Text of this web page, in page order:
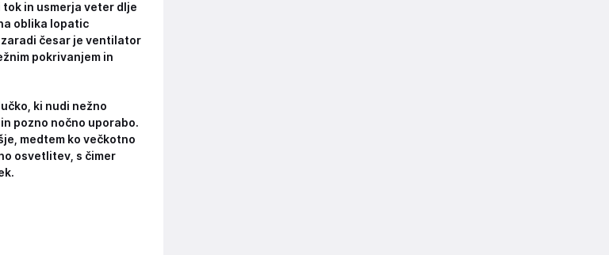
in usmerja veter dlje
oblika lopatic
česar je ventilator
pokrivanjem in
ki nudi nežno
pozno nočno uporabo.
medtem ko večkotno
osvetlitev, s čimer